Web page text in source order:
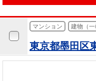
マンション 建物（一
東京都墨田区